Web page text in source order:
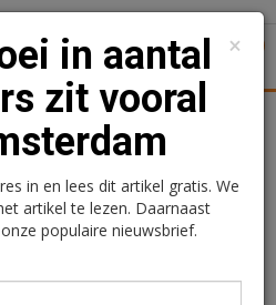
Woningmarkt
in aantal
zit vooral
×
in aantal
zit vooral
in en lees dit artikel gratis. We
artikel te lezen. Daarnaast
populaire nieuwsbrief.